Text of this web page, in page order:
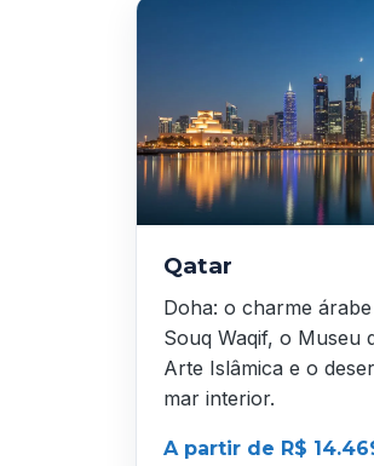
Qatar
Doha: o charme
Souq Waqif, o Museu
Arte Islâmica e o
mar interior.
A partir de R$